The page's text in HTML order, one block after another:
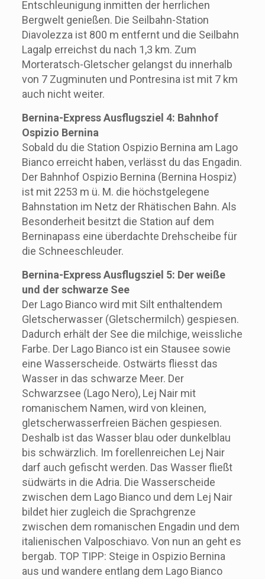
Entschleunigung inmitten der herrlichen
Bergwelt genießen. Die Seilbahn-Station
Diavolezza ist 800 m entfernt und die Seilbahn
Lagalp erreichst du nach 1,3 km. Zum
Morteratsch-Gletscher gelangst du innerhalb
von 7 Zugminuten und Pontresina ist mit 7 km
auch nicht weiter.
Bernina-Express Ausflugsziel 4: Bahnhof
Ospizio Bernina
Sobald du die Station Ospizio Bernina am Lago
Bianco erreicht haben, verlässt du das Engadin.
Der Bahnhof Ospizio Bernina (Bernina Hospiz)
ist mit 2253 m ü. M. die höchstgelegene
Bahnstation im Netz der Rhätischen Bahn. Als
Besonderheit besitzt die Station auf dem
Berninapass eine überdachte Drehscheibe für
die Schneeschleuder.
Bernina-Express Ausflugsziel 5: Der weiße
und der schwarze See
Der Lago Bianco wird mit Silt enthaltendem
Gletscherwasser (Gletschermilch) gespiesen.
Dadurch erhält der See die milchige, weissliche
Farbe. Der Lago Bianco ist ein Stausee sowie
eine Wasserscheide. Ostwärts fliesst das
Wasser in das schwarze Meer. Der
Schwarzsee (Lago Nero), Lej Nair mit
romanischem Namen, wird von kleinen,
gletscherwasserfreien Bächen gespiesen.
Deshalb ist das Wasser blau oder dunkelblau
bis schwärzlich. Im forellenreichen Lej Nair
darf auch gefischt werden. Das Wasser fließt
südwärts in die Adria. Die Wasserscheide
zwischen dem Lago Bianco und dem Lej Nair
bildet hier zugleich die Sprachgrenze
zwischen dem romanischen Engadin und dem
italienischen Valposchiavo. Von nun an geht es
bergab. TOP TIPP: Steige in Ospizio Bernina
aus und wandere entlang dem Lago Bianco